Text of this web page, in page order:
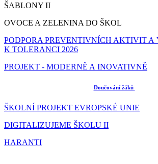
ŠABLONY II
OVOCE A ZELENINA DO ŠKOL
PODPORA PREVENTIVNÍCH AKTIVIT A
K TOLERANCI 2026
PROJEKT - MODERNĚ A INOVATIVNĚ
Doučování žáků
ŠKOLNÍ PROJEKT EVROPSKÉ UNIE
DIGITALIZUJEME ŠKOLU II
HARANTI